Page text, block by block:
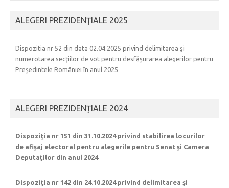
ALEGERI PREZIDENŢIALE 2025
Dispozitia nr 52 din data 02.04.2025 privind delimitarea şi
numerotarea secţiilor de vot pentru desfăşurarea alegerilor pentru
Preşedintele României în anul 2025
ALEGERI PREZIDENȚIALE 2024
Dispoziția nr 151 din 31.10.2024 privind stabilirea locurilor
de afișaj electoral pentru alegerile pentru Senat și Camera
Deputaților din anul 2024
Dispoziția nr 142 din 24.10.2024 privind delimitarea și